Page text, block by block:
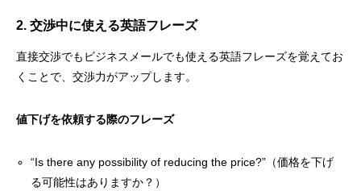
2. 交渉中に使える英語フレーズ
直接交渉でもビジネスメールでも使える英語フレーズを覚えてお
くことで、交渉力がアップします。
値下げを依頼する際のフレーズ
“Is there any possibility of reducing the price?”（価格を下げ
る可能性はありますか？）